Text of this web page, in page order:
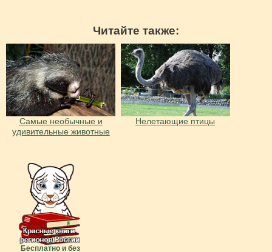
Читайте также:
Самые необычные и
удивительные животные
Нелетающие птицы
Бесплатно и без